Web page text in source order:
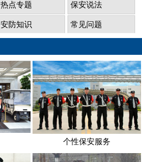
热点专题 保安说法
安防知识 常见问题
个性保安服务